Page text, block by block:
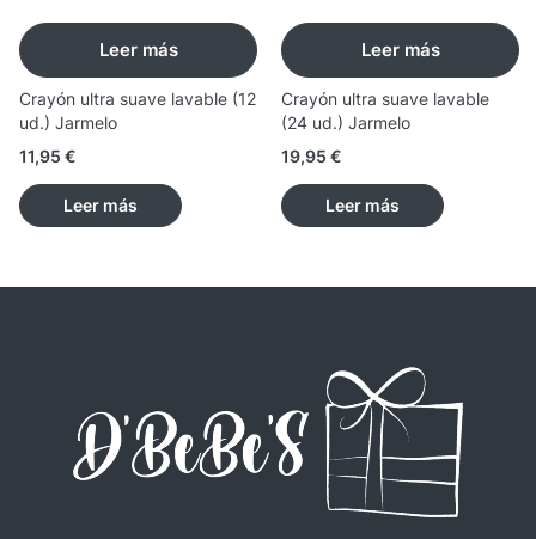
Leer más
Crayón ultra suave lavable (12
ud.) Jarmelo
11,95 €
Leer más
Leer más
Crayón ultra suave lavable
(24 ud.) Jarmelo
19,95 €
Leer más